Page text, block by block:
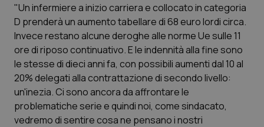
Scienza e Farmaci
Studi e Analisi
Lettere al direttore
Edizioni Regionali
"Un infermiere a inizio carriera e collocato in categoria
D prenderà un aumento tabellare di 68 euro lordi circa.
Invece restano alcune deroghe alle norme Ue sulle 11
ore di riposo continuativo. E le indennità alla fine sono
le stesse di dieci anni fa, con possibili aumenti dal 10 al
20% delegati alla contrattazione di secondo livello:
un'inezia. Ci sono ancora da affrontare le
problematiche serie e quindi noi, come sindacato,
vedremo di sentire cosa ne pensano i nostri